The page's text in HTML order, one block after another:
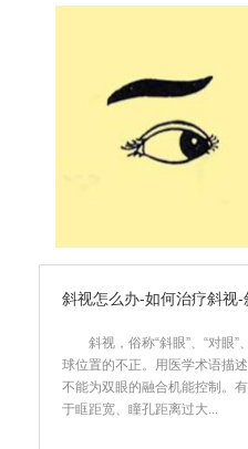
斜视怎么办-如何治疗斜视
斜视，俗称“斜眼”、“对眼”
球位置的不正。用医学术语描
不能为双眼的融合机能控制。
于眶距宽、瞳孔距离过大...